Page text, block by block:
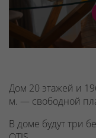
Дом 20 этажей и
м. — свободной
В доме будуттри